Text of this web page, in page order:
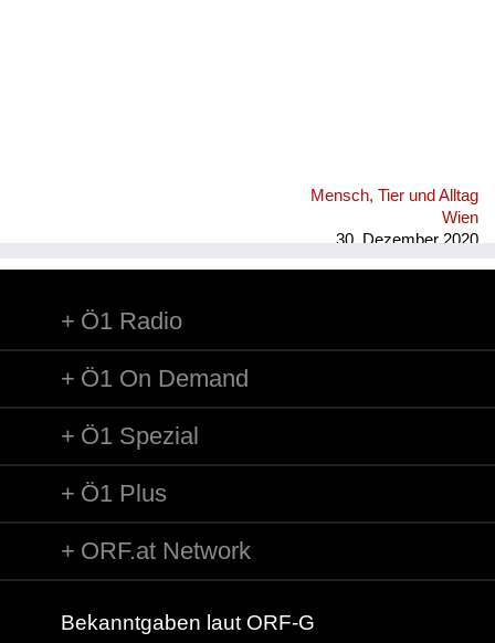
Mensch, Tier und Alltag
Wien
30. Dezember 2020
Ö1 Radio
Ö1 On Demand
Ö1 Spezial
Ö1 Plus
ORF.at Network
Bekanntgaben laut ORF-G